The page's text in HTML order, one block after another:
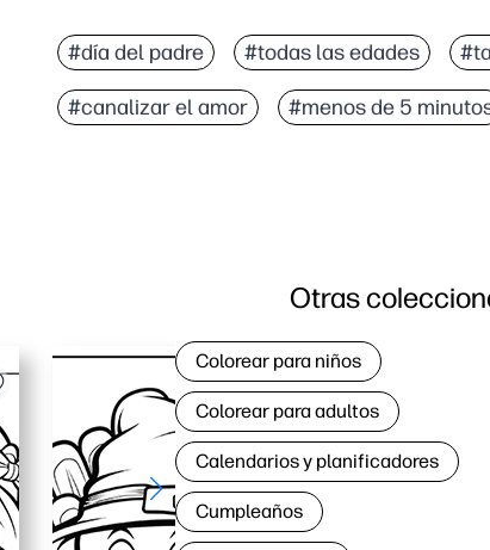
#día del padre #todas las edades
#canalizar el amor #menos de 5
Otras
Colorear para niños
Colorear para adultos
Calendarios y planificadores
Cumpleaños